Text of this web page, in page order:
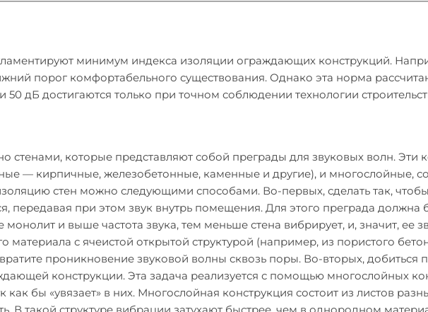
минимум индекса изоляции ограждающих конструкций.
порог комфортабельного существования. Однако эта норма
дБ достигаются только при точном соблюдении технологии
которые представляют собой преграды для звуковых волн. Эти
— кирпичные, железобетонные, каменные и другие), и многослойные,
стен можно следующими способами. Во-первых, сделать так,
передавая при этом звук внутрь помещения. Для этого преграда
и выше частота звука, тем меньше стена вибрирует, и, значит, ее
материала с ячеистой открытой структурой (например, из пористого
проникновение звуковой волны сквозь поры. Во-вторых, добиться
конструкции. Эта задача реализуется с помощью многослойных
как бы «увязает» в них. Многослойная конструкция состоит из листов